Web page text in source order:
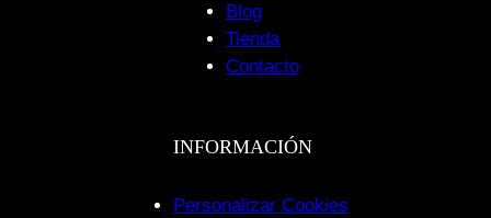
Blog
Tienda
Contacto
INFORMACIÓN
Personalizar Cookies